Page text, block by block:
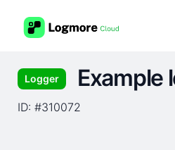
Logger Example
ID: #310072